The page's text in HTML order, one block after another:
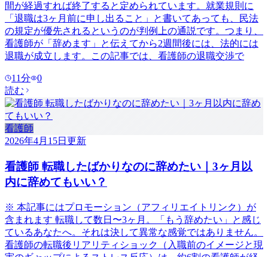
間が経過すれば終了すると定められています。就業規則に
「退職は3ヶ月前に申し出ること」と書いてあっても、民法
の規定が優先されるというのが判例上の通説です。つまり、
看護師が「辞めます」と伝えてから2週間後には、法的には
退職が成立します。この記事では、看護師の退職交渉で
11分
0
読む
看護師
2026年4月15日 更新
看護師 転職したばかりなのに辞めたい｜3ヶ月以
内に辞めてもいい？
※ 本記事にはプロモーション（アフィリエイトリンク）が
含まれます 転職して数日〜3ヶ月。「もう辞めたい」と感じ
ているあなたへ。それは決して異常な感覚ではありません。
看護師の転職後リアリティショック（入職前のイメージと現